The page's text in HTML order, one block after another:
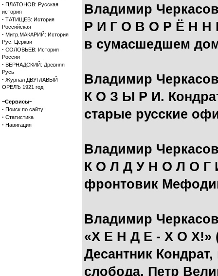
· ПЛАТОНОВ: Русская
история
· ТАТИЩЕВ: История
Российская
· Митр.МАКАРИЙ: История
Рус. Церкви
· СОЛОВЬЕВ: История
России
· ВЕРНАДСКИЙ: Древняя
Русь
· Журнал ДВУГЛАВЫЙ
ОРЕЛЪ 1921 год
~Сервисы~
· Поиск по сайту
· Статистика
· Навигация
Владимир
Р И Г О В О Р Ё Н Н
в сумасшедшем
Владимир
К О З Ы Р И.
старые русские
Владимир
К О Л Д У Н О Л О Г
фронтовик
Владимир
«Х Е Н Д Е - Х О Х!»
Десантник
слобода, Петр